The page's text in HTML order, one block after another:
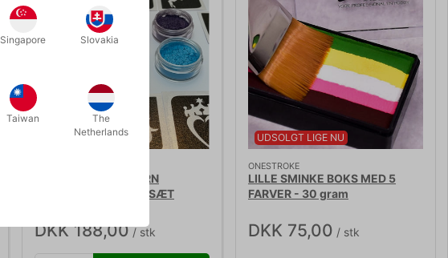
TATOVERING TIL BØRN
PRINSESSE GLITTER SÆT
DKK 188,00 / stk
UDSOLGT LIGE NU
ONESTROKE
LILLE SMINKE BOKS MED 5
FARVER - 30 gram
DKK 75,00 / stk
Singapore Slovakia
Taiwan
The
Netherlands